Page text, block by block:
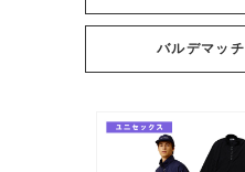
バルデマッチ